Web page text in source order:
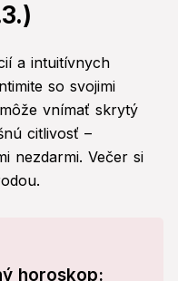
a intuitívnych
so svojimi
vnímať skrytý
citlivosť –
nezdarmi. Večer si
horoskop: